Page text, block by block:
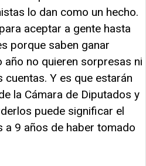
lo dan como un hecho.
aceptar a gente hasta
porque saben ganar
año no quieren sorpresas ni
cuentas. Y es que estarán
la Cámara de Diputados y
puede significar el
a 9 años de haber tomado